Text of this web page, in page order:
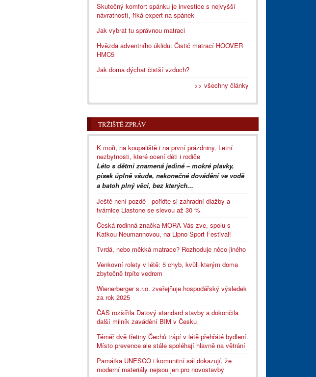
Skutečný komfort spánku je investice s nejvyšší
návratností, říká expert na spánek
Jak vybrat tu správnou matraci
Hvězda adventního úklidu: Čistič matrací HOOVER
HMC5
Jak doma dýchat čistší vzduch?
>> všechny články
TRŽIŠTĚ ZPRÁV
K moři, na koupaliště i na první prázdniny. Letní
nezbytnosti, které ocení děti i rodiče
Léto s dětmi znamená jediné – mokré plavky,
písek úplně všude, nekonečné dovádění ve vodě
a batoh plný věcí, bez kterých...
Ještě není pozdě - pořiďte si zahradní dlažby a
tvárnice Liastone se slevou až 30 %
Česká rodinná značka MORA Vás zve, spolu s
Katkou Neumannovou, na Lipno Sport Festival!
Tvrdá, nebo měkká matrace? Rozhoduje něco jiného
Venkovní rolety v létě: 5 chyb, kvůli kterým doma
zbytečně trpíte vedrem
Wienerberger s.r.o. zveřejňuje hospodářský výsledek
za rok 2025
ČAS rozšířila Datový standard stavby a dokončila
další milník zavádění BIM v Česku
Téměř dvě třetiny Čechů trápí v létě přehřáté bydlení.
Místo prevence ale stále spoléhají hlavně na větrání
Památka UNESCO i komunitní sál dokazují, že
moderní materiály nejsou jen pro novostavby